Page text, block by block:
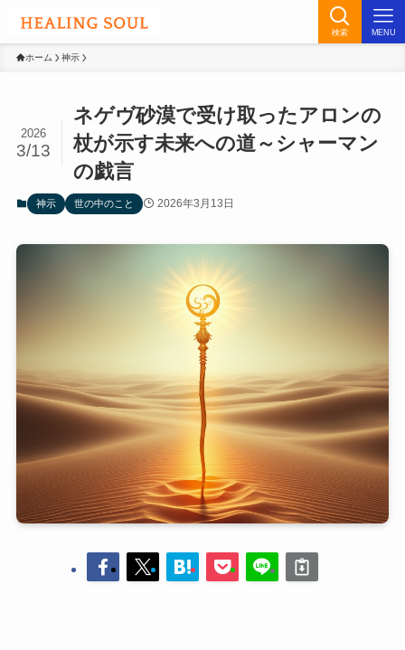
検索 MENU
ホーム 神示
ネゲヴ砂漠で受け取ったアロンの
杖が示す未来への道～シャーマン
の戯言
2026
3/13
神示 世の中のこと 2026年3月13日